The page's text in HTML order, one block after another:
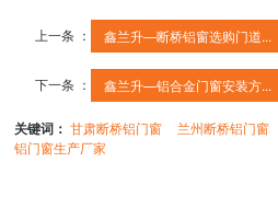
上一条 ： 鑫兰升—断桥铝窗选购门道...
下一条 ： 鑫兰升—铝合金门窗安装方...
关键词：甘肃断桥铝门窗 兰州断桥铝门窗
铝门窗生产厂家